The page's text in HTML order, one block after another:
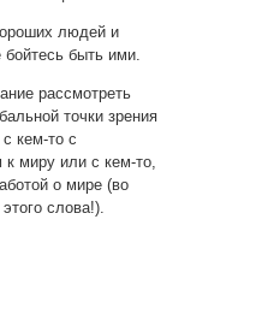
людей и
быть ими.
рассмотреть
точки зрения
кем-то с
миру или с кем-то,
о мире (во
слова!).